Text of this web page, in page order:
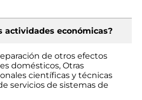
actividades económicas?
de otros efectos
domésticos, Otras
científicas y técnicas
servicios de sistemas de